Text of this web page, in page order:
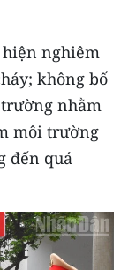
nghiêm
không bố
nhằm
môi trường
đến quá